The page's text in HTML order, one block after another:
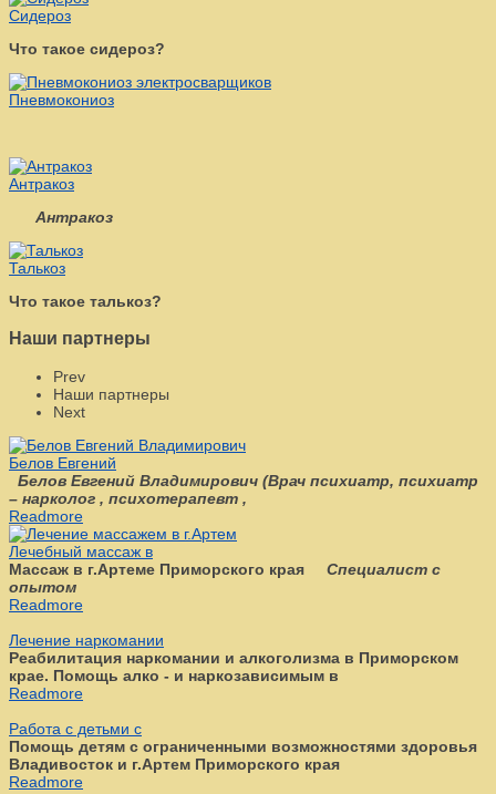
Сидероз
Что такое сидероз?
Пневмокониоз
Антракоз
Антракоз
Талькоз
Что такое талькоз?
Наши партнеры
Prev
Наши партнеры
Next
Белов Евгений
Белов Евгений Владимирович (Врач психиатр, психиатр
– нарколог , психотерапевт ,
Readmore
Лечебный массаж в
Массаж в г.Артеме Приморского края
Специалист с
опытом
Readmore
Лечение наркомании
Реабилитация наркомании и алкоголизма в Приморском
крае. Помощь алко - и наркозависимым в
Readmore
Работа с детьми с
Помощь детям с ограниченными возможностями здоровья
Владивосток и г.Артем Приморского края
Readmore